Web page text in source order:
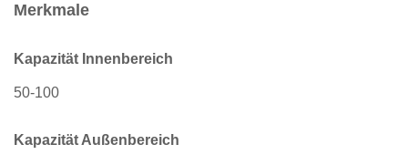
Merkmale
Kapazität Innenbereich
50-100
Kapazität Außenbereich